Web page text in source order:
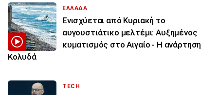
ΕΛΛΑΔΑ
Ενισχύεται από Κυριακή το
αυγουστιάτικο μελτέμι: Αυξημένος
κυματισμός στο Αιγαίο - Η ανάρτηση
Κολυδά
TECH